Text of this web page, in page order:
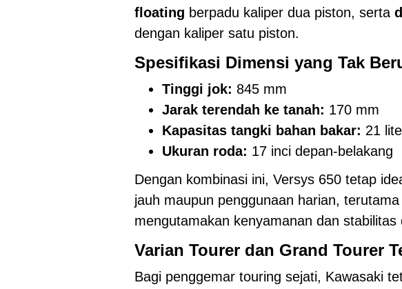
floating berpadu kaliper dua piston, serta
dengan kaliper satu piston.
Spesifikasi Dimensi yang Tak
Tinggi jok: 845 mm
Jarak terendah ke tanah: 170 mm
Kapasitas tangki bahan bakar: 21
Ukuran roda: 17 inci depan-belakang
Dengan kombinasi ini, Versys 650 tetap
jauh maupun penggunaan harian,
mengutamakan kenyamanan dan stabilitas
Varian Tourer dan Grand Tourer
Bagi penggemar touring sejati, Kawasaki